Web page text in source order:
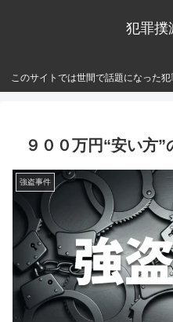
犯罪撲
このサイトでは世間で話題になった
９００万円“安い方
強盗事件